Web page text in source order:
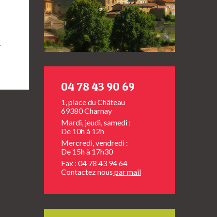
04 78 43 90 69
1, place du Château
69380 Charnay
Mardi, jeudi, samedi :
De 10h à 12h
Mercredi, vendredi :
De 15h à 17h30
Fax : 04 78 43 94 64
Contactez nous par mail